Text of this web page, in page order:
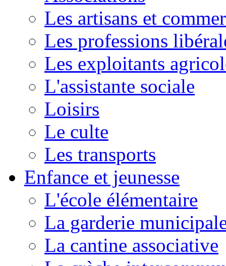
Les artisans et
Les professions
Les exploitants
L'assistante sociale
Loisirs
Le culte
Les transports
Enfance et jeunesse
L'école élémentaire
La garderie
La cantine associative